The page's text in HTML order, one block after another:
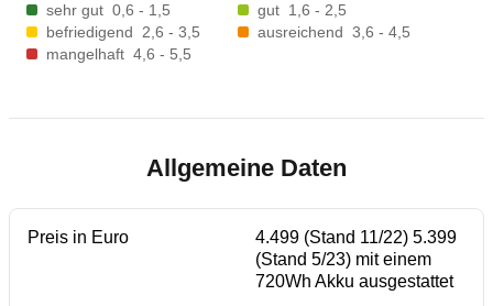
sehr gut 0,6 - 1,5 gut 1,6 - 2,5
befriedigend
2,6 - 3,5 ausreichend 3,6 - 4,5
mangelhaft 4,6 - 5,5
Allgemeine Daten
Preis in Euro
4.499 (Stand 11/22) 5.399
(Stand 5/23) mit einem
720Wh Akku ausgestattet